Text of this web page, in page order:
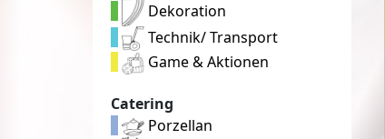
Dekoration
Technik/ Transport
Game & Aktionen
Catering
Porzellan